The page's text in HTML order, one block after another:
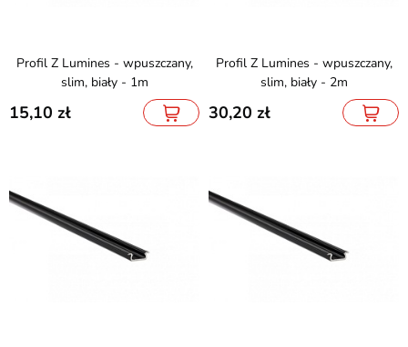
Profil Z Lumines - wpuszczany,
slim, biały - 1m
15,10
Profil Z Lumines - wpuszczany,
slim, biały - 2m
30,20